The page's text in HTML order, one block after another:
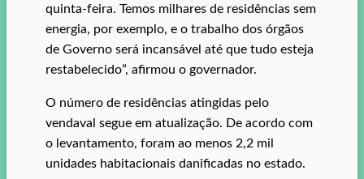
quinta-feira. Temos milhares de residências sem
energia, por exemplo, e o trabalho dos órgãos
de Governo será incansável até que tudo esteja
restabelecido”, afirmou o governador.
O número de residências atingidas pelo
vendaval segue em atualização. De acordo com
o levantamento, foram ao menos 2,2 mil
unidades habitacionais danificadas no estado.